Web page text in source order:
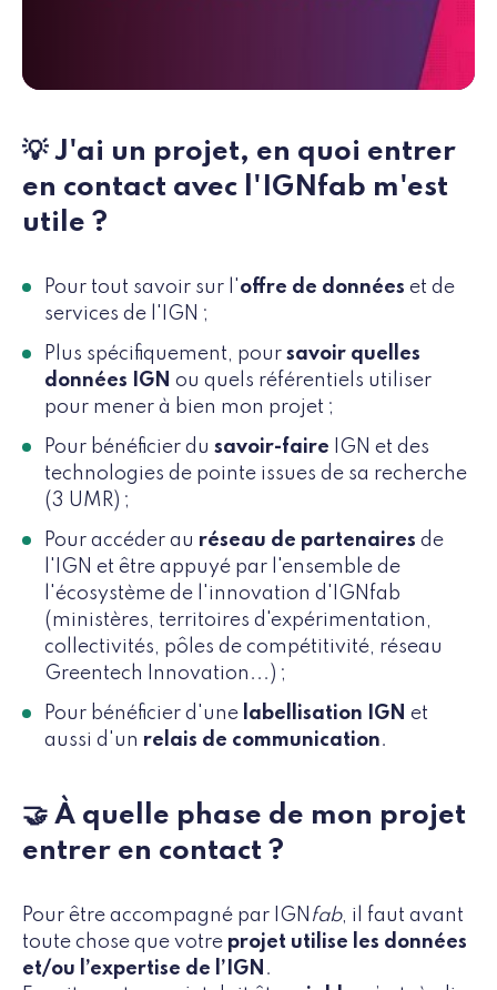
💡 J'ai un projet, en quoi entrer
en contact avec l'IGNfab m'est
utile ?
Pour tout savoir sur l'offre de données et de
services de l'IGN ;
Plus spécifiquement, pour savoir quelles
données IGN ou quels référentiels utiliser
pour mener à bien mon projet ;
Pour bénéficier du savoir-faire IGN et des
technologies de pointe issues de sa recherche
(3 UMR) ;
Pour accéder au réseau de partenaires de
l'IGN et être appuyé par l'ensemble de
l'écosystème de l'innovation d'IGNfab
(ministères, territoires d'expérimentation,
collectivités, pôles de compétitivité, réseau
Greentech Innovation...) ;
Pour bénéficier d'une labellisation IGN et
aussi d'un relais de communication.
🤝 À quelle phase de mon projet
entrer en contact ?
Pour être accompagné par IGN fab, il faut avant
toute chose que votre projet utilise les données
et/ou l’expertise de l’IGN .